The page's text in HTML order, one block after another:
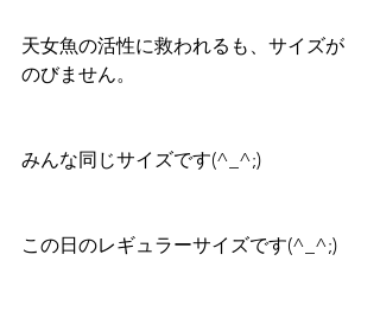
天女魚の活性に救われるも、サイズが
のびません。
みんな同じサイズです(^_^;)
この日のレギュラーサイズです(^_^;)